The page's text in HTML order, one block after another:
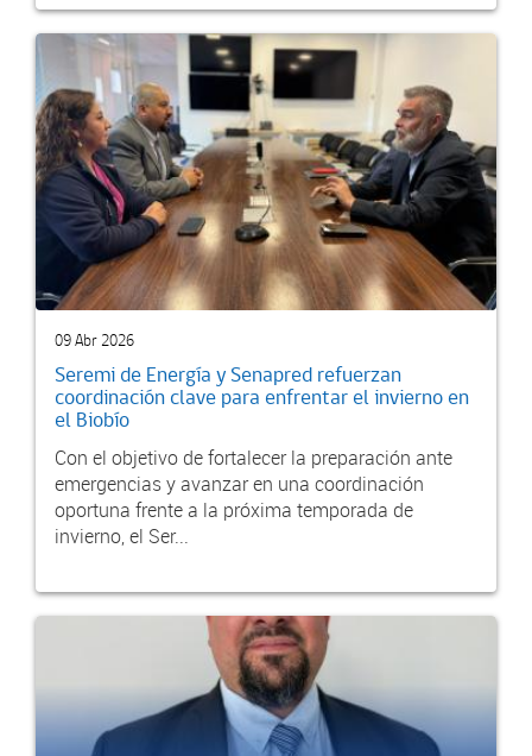
09 Abr 2026
Seremi de Energía y Senapred refuerzan
coordinación clave para enfrentar el invierno en
el Biobío
Con el objetivo de fortalecer la preparación ante
emergencias y avanzar en una coordinación
oportuna frente a la próxima temporada de
invierno, el Ser...